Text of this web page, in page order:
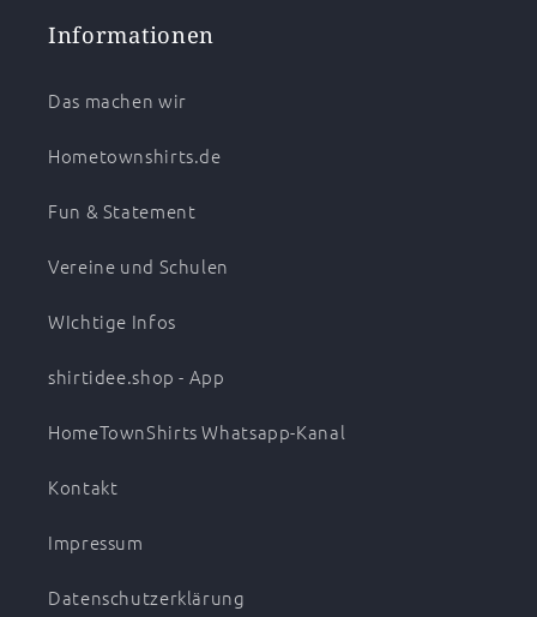
Informationen
Das machen wir
Hometownshirts.de
Fun & Statement
Vereine und Schulen
WIchtige Infos
shirtidee.shop - App
HomeTownShirts Whatsapp-Kanal
Kontakt
Impressum
Datenschutzerklärung